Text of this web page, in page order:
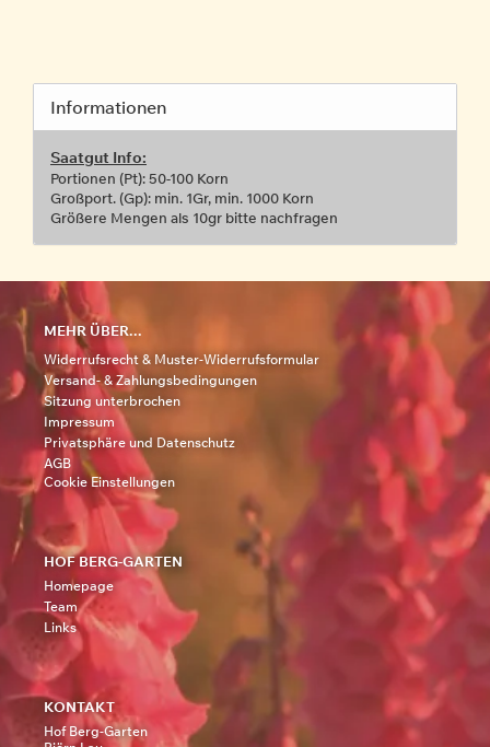
Informationen
Saatgut Info:
Portionen (Pt): 50-100 Korn
Großport. (Gp): min. 1Gr, min. 1000 Korn
Größere Mengen als 10gr bitte nachfragen
MEHR ÜBER...
Widerrufsrecht & Muster-Widerrufsformular
Versand- & Zahlungsbedingungen
Sitzung unterbrochen
Impressum
Privatsphäre und Datenschutz
AGB
Cookie Einstellungen
HOF BERG-GARTEN
Homepage
Team
Links
KONTAKT
Hof Berg-Garten